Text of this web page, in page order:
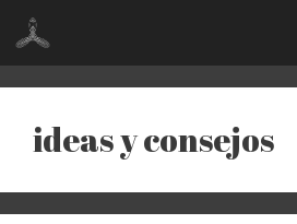
Saltar
contenido
ideas y consejos